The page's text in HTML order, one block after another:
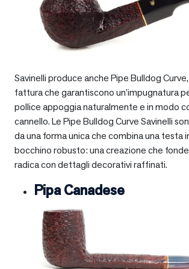
Savinelli produce anche Pipe Bulldog
fattura che garantiscono un’impugnatura
pollice appoggia naturalmente e in modo
cannello. Le Pipe Bulldog Curve Savinelli
da una forma unica che combina una testa
bocchino robusto: una creazione che
radica con dettagli decorativi raffinati.
Pipa Canadese